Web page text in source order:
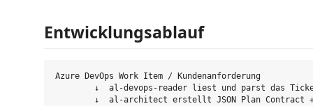
Entwicklungsablauf
Azure DevOps Work Item / Kundenanforderung
↓  al-devops-reader liest und parst das
↓  al-architect erstellt JSON Plan Contract